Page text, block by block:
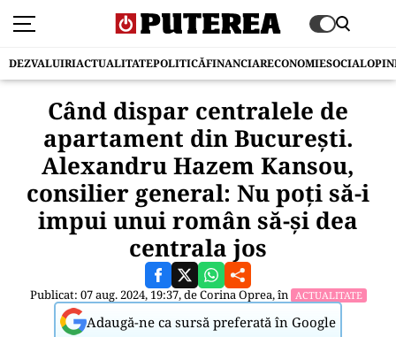
DEZVALUIRIACTUALITATEPOLITICĂFINANCIARECONOMIESOCIAL
Când dispar centralele de
apartament din București.
Alexandru Hazem Kansou,
consilier general: Nu poți să-i
impui unui român să-și dea
centrala jos
Publicat: 07 aug. 2024, 19:37, deCorina Oprea, în ACTUALITATE
Adaugă-ne ca sursă preferată în Google